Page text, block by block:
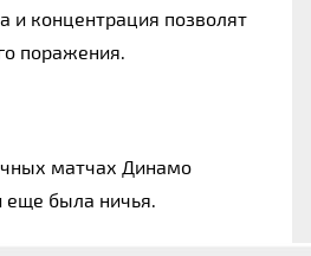
и концентрация позволят
поражения.
матчах Динамо
еще была ничья.